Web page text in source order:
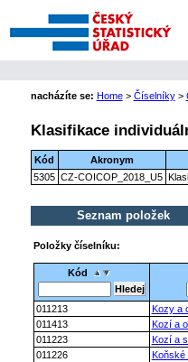
nacházíte se: Home> Číselníky>
Klasifikace
Kód Akronym
5305 CZ-COICOP_2018_U5
Seznam položek
Položky číselníku:
Kód
011213 Kozy a
011413
Kozí a
011223
Kozí a
011226